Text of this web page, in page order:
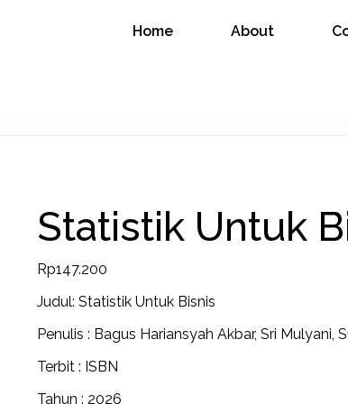
Home About
Statistik Untuk
Rp147.200
Judul: Statistik Untuk Bisnis
Penulis : Bagus Hariansyah Akbar, Sri Mulyani,
Terbit : ISBN
Tahun : 2026